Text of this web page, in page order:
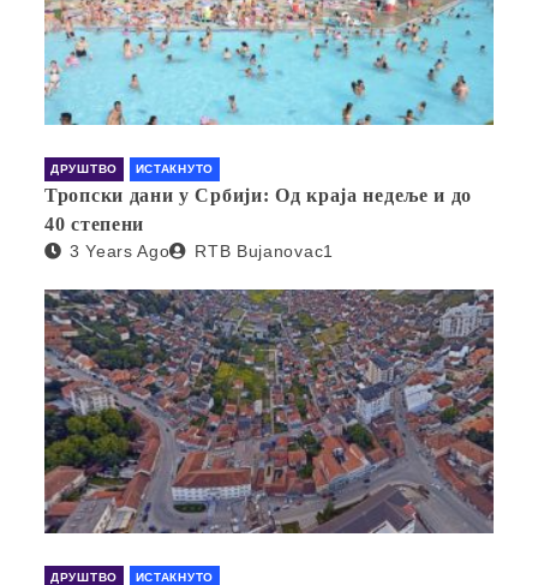
ДРУШТВО ИСТАКНУТО
Тропски дани у Србији: Од краја недеље и до
40 степени
3 Years Ago RTB Bujanovac1
ДРУШТВО ИСТАКНУТО